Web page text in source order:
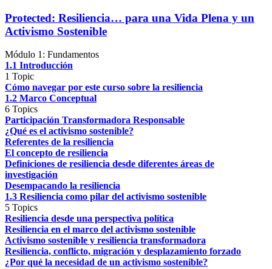
Protected: Resiliencia… para una Vida Plena y un
Activismo Sostenible
Módulo 1: Fundamentos
1.1 Introducción
1 Topic
Cómo navegar por este curso sobre la resiliencia
1.2 Marco Conceptual
6 Topics
Participación Transformadora Responsable
¿Qué es el activismo sostenible?
Referentes de la resiliencia
El concepto de resiliencia
Definiciones de resiliencia desde diferentes áreas de
investigación
Desempacando la resiliencia
1.3 Resiliencia como pilar del activismo sostenible
5 Topics
Resiliencia desde una perspectiva política
Resiliencia en el marco del activismo sostenible
Activismo sostenible y resiliencia transformadora
Resiliencia, conflicto, migración y desplazamiento forzado
¿Por qué la necesidad de un activismo sostenible?